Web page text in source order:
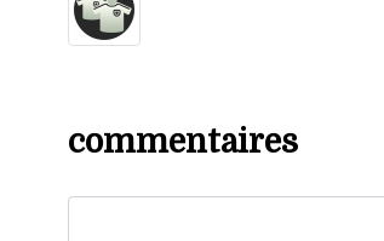
commentaires